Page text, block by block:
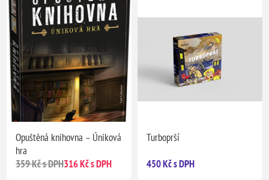
Opuštěná knihovna – Úniková
hra
359 Kč s DPH316 Kč s DPH
Turboprší
450 Kč s DPH